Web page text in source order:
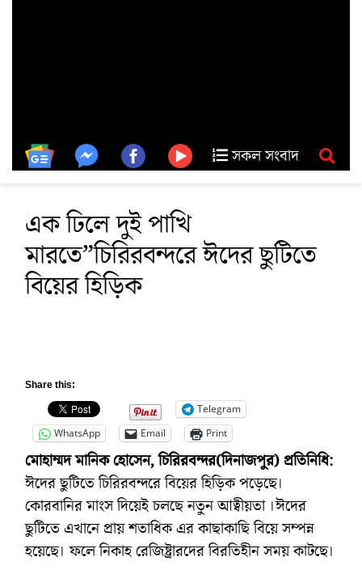
সকল সংবাদ
এক ঢিলে দুই পাখি
মারতে”চিরিরবন্দরে ঈদের ছুটিতে
বিয়ের হিড়িক
Share this:
Telegram
WhatsApp
Email Print
মোহাম্মদ মানিক হোসেন, চিরিরবন্দর(দিনাজপুর) প্রতিনিধি:
ঈদের ছুটিতে চিরিরবন্দরে বিয়ের হিড়িক পড়েছে।
কোরবানির মাংস দিয়েই চলছে নতুন আত্বীয়তা ।ঈদের
ছুটিতে এখানে প্রায় শতাধিক এর কাছাকাছি বিয়ে সম্পন্ন
হয়েছে। ফলে নিকাহ রেজিষ্ট্রারদের বিরতিহীন সময় কাটছে।